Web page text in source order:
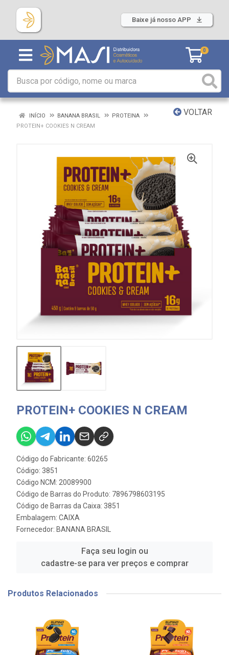
Baixe já nosso APP
0
VOLTAR
INÍCIO BANANA BRASIL
PROTEINA
PROTEIN+ COOKIES N CREAM
PROTEIN+ COOKIES N CREAM
Código do Fabricante: 60265
Código: 3851
Código NCM: 20089900
Código de Barras do Produto: 7896798603195
Código de Barras da Caixa: 3851
Embalagem: CAIXA
Fornecedor: BANANA BRASIL
Faça seu login ou
cadastre-se para ver preços e comprar
Produtos Relacionados